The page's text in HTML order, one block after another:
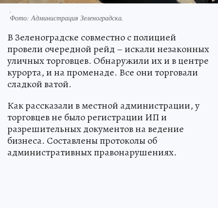
.
Фото:Администрация Зеленоградска.
В Зеленоградске совместно с полицией
провели очередной рейд – искали незаконных
уличных торговцев. Обнаружили их и в центре
курорта, и на променаде. Все они торговали
сладкой ватой.
Как рассказали в местной администрации, у
торговцев не было регистрации ИП и
разрешительных документов на ведение
бизнеса. Составлены протоколы об
административных правонарушениях.